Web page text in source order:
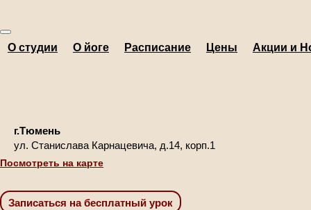
О студии О йоге Расписание Цены Акции и
г.Тюмень
ул. Станислава Карнацевича, д.14, корп.1
Посмотреть на карте